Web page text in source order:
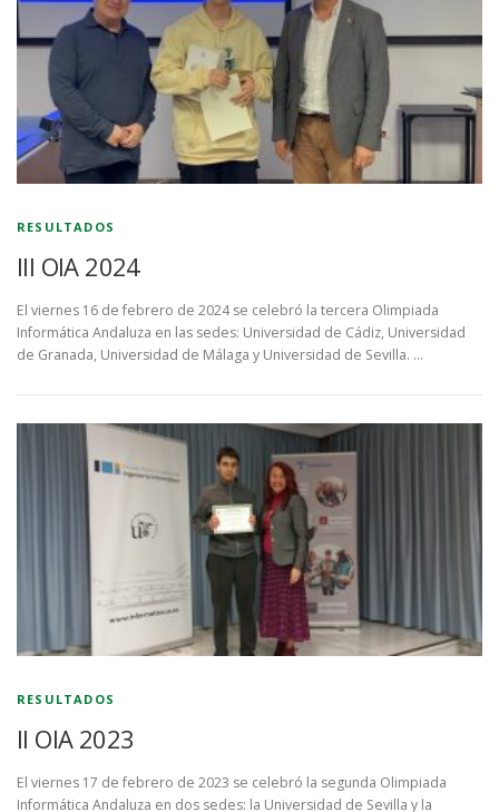
RESULTADOS
III OIA 2024
El viernes 16 de febrero de 2024 se celebró la tercera Olimpiada
Informática Andaluza en las sedes: Universidad de Cádiz, Universidad
de Granada, Universidad de Málaga y Universidad de Sevilla. …
RESULTADOS
II OIA 2023
El viernes 17 de febrero de 2023 se celebró la segunda Olimpiada
Informática Andaluza en dos sedes: la Universidad de Sevilla y la